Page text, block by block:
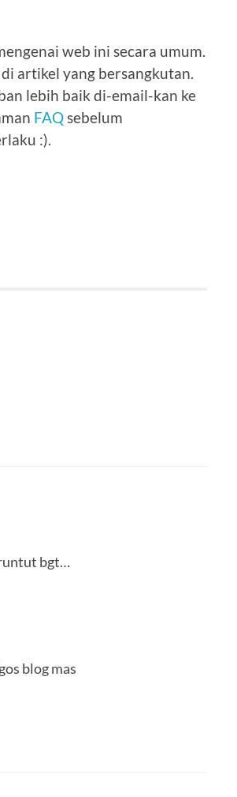
web ini secara umum.
artikel yang bersangkutan.
lebih baik di-email-kan ke
FAQ sebelum
:).
runtut bgt…
blog mas